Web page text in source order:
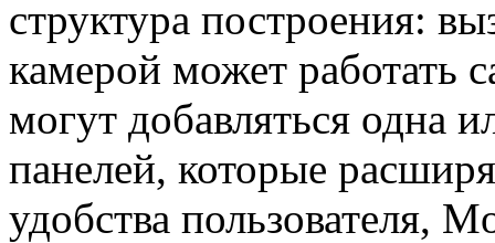
структура построения:
камерой может работать
могут добавляться одна
панелей, которые
удобства пользователя,